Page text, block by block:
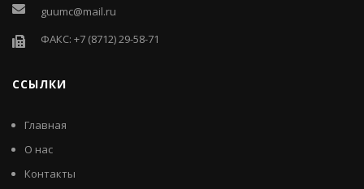
guumc@mail.ru
ФАКС: +7 (8712) 29-58-71
ССЫЛКИ
Главная
О нас
Контакты